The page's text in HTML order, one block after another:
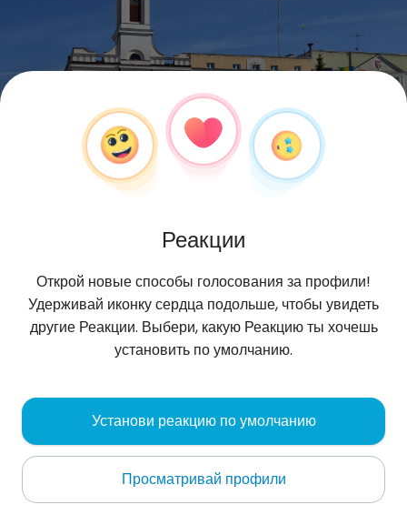
straszny
Oбо мне
Реакции
Открой новые способы голосования за профили!
Удерживай иконку сердца подольше, чтобы увидеть
другие Реакции. Выбери, какую Реакцию ты хочешь
установить по умолчанию.
Установи реакцию по умолчанию
Просматривай профили